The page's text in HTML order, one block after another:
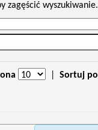
zagęścić wyszukiwanie.
Sortuj